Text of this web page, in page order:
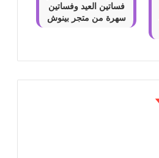
فساتين العيد وفساتين
سهرة من متجر بينوش